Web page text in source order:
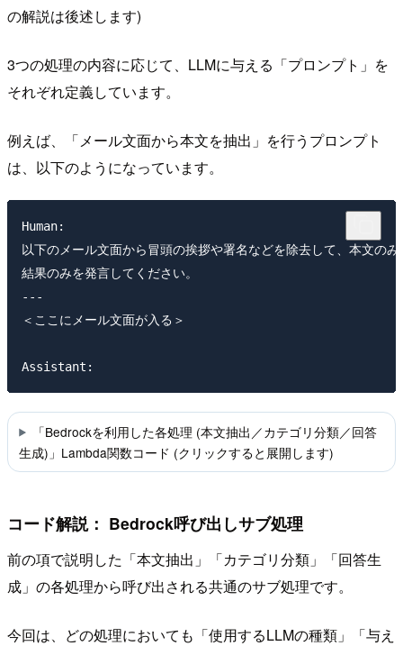
の解説は後述します)
3つの処理の内容に応じて、LLMに与える「プロンプト」を
それぞれ定義しています。
例えば、「メール文面から本文を抽出」を行うプロンプト
は、以下のようになっています。
Human:
以下のメール文面から冒頭の挨拶や署名などを除去して、本文の
結果のみを発言してください。
---
＜ここにメール文面が入る＞
「Bedrockを利用した各処理 (本文抽出／カテゴリ分類／回答
生成)」Lambda関数コード (クリックすると展開します)
コード解説： Bedrock呼び出しサブ処理
前の項で説明した「本文抽出」「カテゴリ分類」「回答生
成」の各処理から呼び出される共通のサブ処理です。
今回は、どの処理においても「使用するLLMの種類」「与え